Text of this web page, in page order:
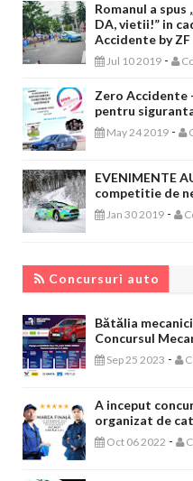
Romanul a
DA, vietii!” in
Accidente by ZF
Jul 10 2019 -
Zero Accidente
pentru
May 24 2019 -
EVENIMENTE
competitie de
Jan 30 2019 -
Concursuri auto
Bătălia
Concursul
Sep 25 2023 -
A inceput
organizat de
Oct 06 2022 -